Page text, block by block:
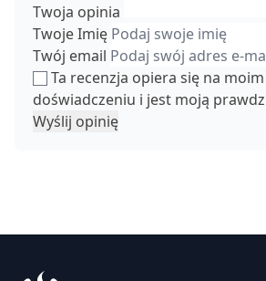
Twoja opinia
Twoje Imię
Twój email
Ta recenzja opiera się na moim
doświadczeniu i jest moją
Wyślij opinię